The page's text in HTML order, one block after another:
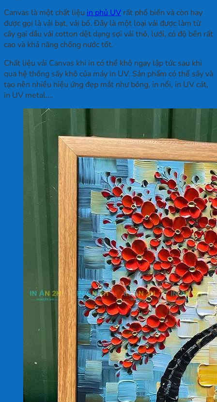
Canvas là một chất liệu in phủ UV rất phổ biến và còn hay
được gọi là vải bạt, vải bố. Đây là một loại vải được làm từ
cây gai dầu vải cotton dệt dạng sợi vải thô, lưới, có độ bền rất
cao và khả năng chống nước tốt.
Chất liệu vải Canvas khi in có thể khô ngay lập tức sau khi
qua hệ thống sấy khô của máy in UV. Sản phẩm có thể sấy và
tạo nên nhiều hiệu ứng đẹp mắt như bóng, in nổi, in UV cát,
in UV metal,…